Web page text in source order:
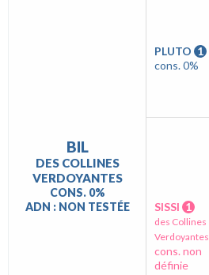
BIL
DES COLLINES
VERDOYANTES
CONS. 0%
ADN : NON TESTÉE
PLUTO 1
cons. 0%
SISSI 1
des Collines
Verdoyantes
cons. non
définie